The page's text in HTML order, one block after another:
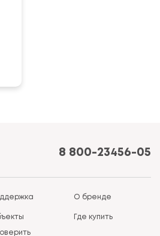
8 800-23456-05
О бренде
Где купить